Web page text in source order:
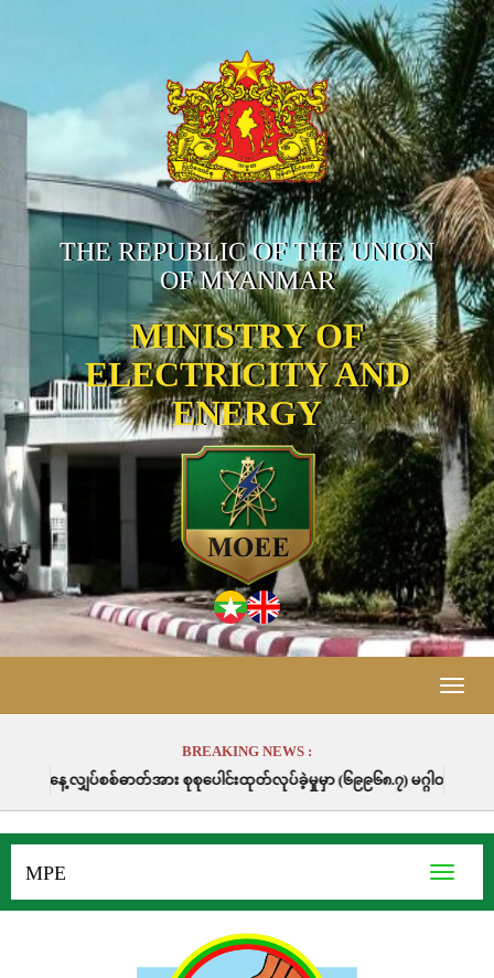
THE REPUBLIC OF THE UNION
OF MYANMAR
MINISTRY OF
ELECTRICITY AND
ENERGY
Toggle
BREAKING NEWS :
စုစုပေါင်းထုတ်လုပ်ခဲ့မှုမှာ (၆၉၉၆၈.၇) မဂ္ဂါဝပ်နာရီဖြစ်ပါသည်။
Toggle
MPE